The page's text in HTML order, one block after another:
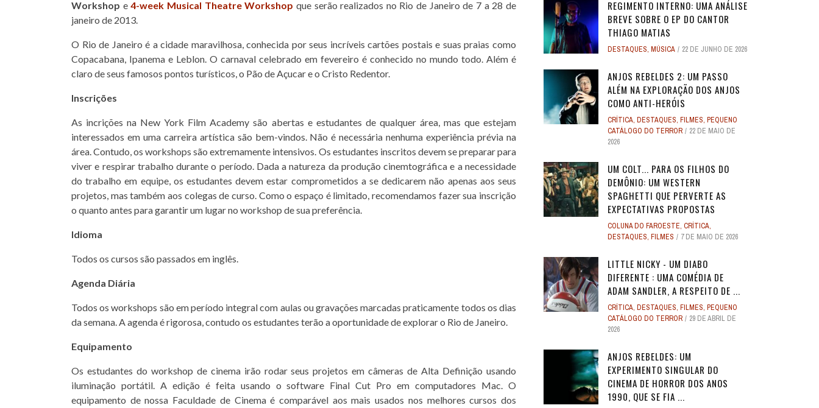
Workshop e4-week Musical Theatre Workshop que serão realizados no Rio de Janeiro de 7 a 28 de
janeiro de 2013.
O Rio de Janeiro é a cidade maravilhosa, conhecida por seus incríveis cartões postais e suas praias como
Copacabana, Ipanema e Leblon. O carnaval celebrado em fevereiro é conhecido no mundo todo. Além é
claro de seus famosos pontos turísticos, o Pão de Açucar e o Cristo Redentor.
Inscrições
As incrições na New York Film Academy são abertas e estudantes de qualquer área, mas que estejam
interessados em uma carreira artística são bem-vindos. Não é necessária nenhuma experiência prévia na
área. Contudo, os workshops são extremamente intensivos. Os estudantes inscritos devem se preparar para
viver e respirar trabalho durante o período. Dada a natureza da produção cinemtográfica e a necessidade
do trabalho em equipe, os estudantes devem estar comprometidos a se dedicarem não apenas aos seus
projetos, mas também aos colegas de curso. Como o espaço é limitado, recomendamos fazer sua inscrição
o quanto antes para garantir um lugar no workshop de sua preferência.
Idioma
Todos os cursos são passados em inglês.
Agenda Diária
Todos os workshops são em período integral com aulas ou gravações marcadas praticamente todos os dias
da semana. A agenda é rigorosa, contudo os estudantes terão a oportunidade de explorar o Rio de Janeiro.
Equipamento
Os estudantes do workshop de cinema irão rodar seus projetos em câmeras de Alta Definição usando
iluminação portátil. A edição é feita usando o software Final Cut Pro em computadores Mac. O
equipamento de nossa Faculdade de Cinema é comparável aos mais usados nos melhores cursos dos
REGIMENTO INTERNO: UMA ANÁLISE
BREVE SOBRE O EP DO CANTOR
THIAGO MATIAS
DESTAQUES, MÚSICA 22 DE JUNHO DE 2026
ANJOS REBELDES 2: UM PASSO
ALÉM NA EXPLORAÇÃO DOS ANJOS
COMO ANTI-HERÓIS
CRÍTICA, DESTAQUES, FILMES, PEQUENO
CATÁLOGO DO TERROR
22 DE MAIO DE
2026
UM COLT... PARA OS FILHOS DO
DEMÔNIO: UM WESTERN
SPAGHETTI QUE PERVERTE AS
EXPECTATIVAS PROPOSTAS
COLUNA DO FAROESTE, CRÍTICA,
DESTAQUES, FILMES 7 DE MAIO DE 2026
LITTLE NICKY - UM DIABO
DIFERENTE : UMA COMÉDIA DE
ADAM SANDLER, A RESPEITO DE ...
CRÍTICA, DESTAQUES, FILMES, PEQUENO
CATÁLOGO DO TERROR
29 DE ABRIL DE
2026
ANJOS REBELDES: UM
EXPERIMENTO SINGULAR DO
CINEMA DE HORROR DOS ANOS
1990, QUE SE FIA ...